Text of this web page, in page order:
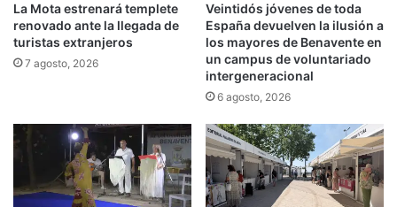
La Mota estrenará templete
renovado ante la llegada de
turistas extranjeros
7 agosto, 2026
Veintidós jóvenes de toda
España devuelven la ilusión a
los mayores de Benavente en
un campus de voluntariado
intergeneracional
6 agosto, 2026